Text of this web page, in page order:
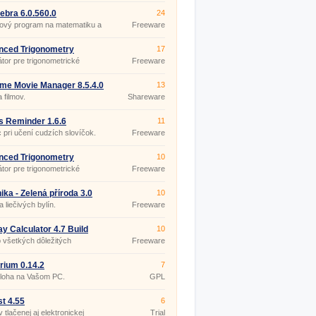
6.0.560.0
program na matematiku a
24
Freeware
Trigonometry
1.8.5
pre trigonometrické
17
Freeware
Movie Manager 8.5.4.0
filmov.
13
Shareware
Reminder 1.6.6
pri učení cudzích slovíčok.
11
Freeware
Trigonometry
1.8.5 Portable
pre trigonometrické
10
Freeware
- Zelená příroda 3.0
liečivých bylín.
10
Freeware
Calculator 4.7 Build
všetkých dôležitých
10
Freeware
0.14.2
na Vašom PC.
7
GPL
4.55
tlačenej aj elektronickej
6
Trial